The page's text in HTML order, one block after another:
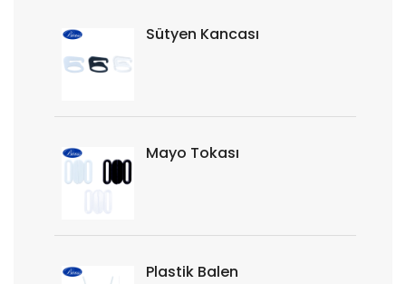
Sütyen Kancası
Mayo Tokası
Plastik Balen